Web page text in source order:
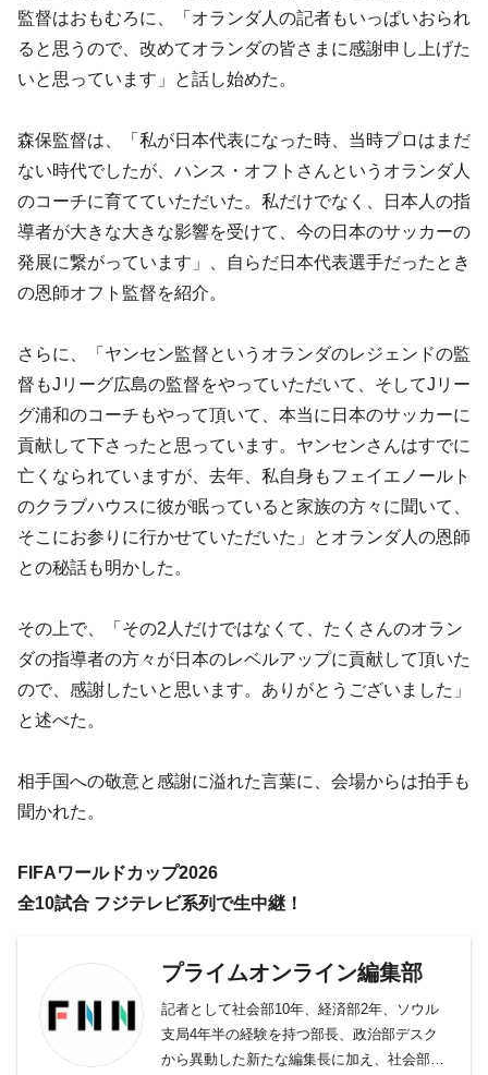
監督はおもむろに、「オランダ人の記者もいっぱいおられ
ると思うので、改めてオランダの皆さまに感謝申し上げた
いと思っています」と話し始めた。
森保監督は、「私が日本代表になった時、当時プロはまだ
ない時代でしたが、ハンス・オフトさんというオランダ人
のコーチに育てていただいた。私だけでなく、日本人の指
導者が大きな大きな影響を受けて、今の日本のサッカーの
発展に繋がっています」、自らだ日本代表選手だったとき
の恩師オフト監督を紹介。
さらに、「ヤンセン監督というオランダのレジェンドの監
督もJリーグ広島の監督をやっていただいて、そしてJリー
グ浦和のコーチもやって頂いて、本当に日本のサッカーに
貢献して下さったと思っています。ヤンセンさんはすでに
亡くなられていますが、去年、私自身もフェイエノールト
のクラブハウスに彼が眠っていると家族の方々に聞いて、
そこにお参りに行かせていただいた」とオランダ人の恩師
との秘話も明かした。
その上で、「その2人だけではなくて、たくさんのオラン
ダの指導者の方々が日本のレベルアップに貢献して頂いた
ので、感謝したいと思います。ありがとうございました」
と述べた。
相手国への敬意と感謝に溢れた言葉に、会場からは拍手も
聞かれた。
FIFAワールドカップ2026
全10試合 フジテレビ系列で生中継！
プライムオンライン編集部
記者として社会部10年、経済部2年、ソウル
支局4年半の経験を持つ部長、政治部デスク
から異動した新たな編集長に加え、社会部デ